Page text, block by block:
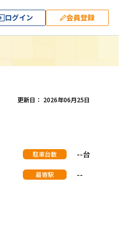
ログイン 会員登録
更新日： 2026年06月25日
駐車台数 --台
最寄駅 --